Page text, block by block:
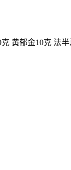
黄郁金10克 法